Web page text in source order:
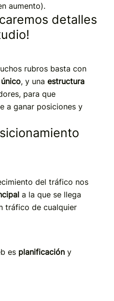
aumento).
detalles
rubros basta con
, y una estructura
para que
a ganar posiciones y
del tráfico nos
a la que se llega
tráfico de cualquier
es planificación y